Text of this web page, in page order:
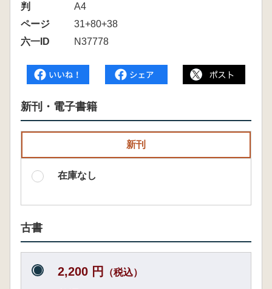
判
A4
ページ
31+80+38
六一ID
N37778
新刊・電子書籍
新刊
在庫なし
古書
2,200 円 （税込）